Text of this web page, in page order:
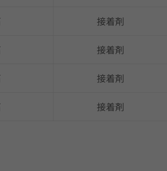
接着剤
接着剤
接着剤
接着剤